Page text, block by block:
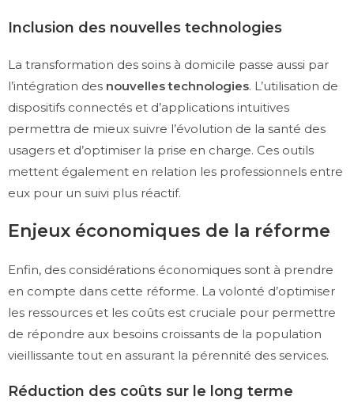
Inclusion des nouvelles technologies
La transformation des soins à domicile passe aussi par
l’intégration des nouvelles technologies. L’utilisation de
dispositifs connectés et d’applications intuitives
permettra de mieux suivre l’évolution de la santé des
usagers et d’optimiser la prise en charge. Ces outils
mettent également en relation les professionnels entre
eux pour un suivi plus réactif.
Enjeux économiques de la réforme
Enfin, des considérations économiques sont à prendre
en compte dans cette réforme. La volonté d’optimiser
les ressources et les coûts est cruciale pour permettre
de répondre aux besoins croissants de la population
vieillissante tout en assurant la pérennité des services.
Réduction des coûts sur le long terme